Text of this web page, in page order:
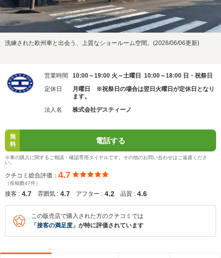
洗練された欧州車と出会う、上質なショールーム空間。(2026/06/06更新)
営業時間
10:00～19:00 火～土曜日 10:00～18:00 日・祝祭日
定休日
月曜日 ※祝祭日の場合は翌日火曜日が定休日となり
ます。
法人名
株式会社デスティーノ
無
料
電話する
※車の購入に関するご相談・確認専用ダイヤルです。その他のお問い合わせはご遠慮くださ
い。
クチコミ総合評価： 4.7
（投稿数47件）
接客 : 4.7 雰囲気 : 4.7 アフター : 4.2 品質 : 4.6
この販売店で購入された方のクチコミでは
「 接客の満足度 」が特に評価されています